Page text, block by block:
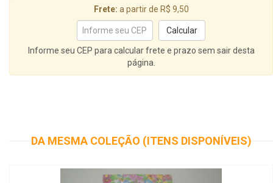
Frete: a partir de R$ 9,50
Informe seu CEP para calcular frete e prazo sem sair desta
página.
DA MESMA COLEÇÃO (ITENS DISPONÍVEIS)